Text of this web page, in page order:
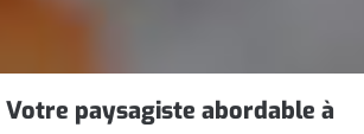
Votre paysagiste abordable à